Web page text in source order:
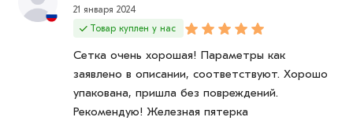
21 января 2024
Товар куплен у нас
Сетка очень хорошая! Параметры как
заявлено в описании, соответствуют. Хорошо
упакована, пришла без повреждений.
Рекомендую! Железная пятерка